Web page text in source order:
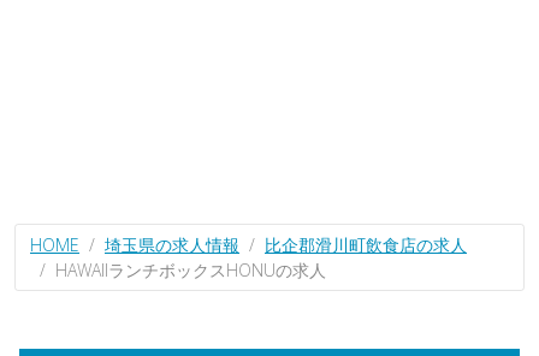
HOME 埼玉県の求人情報
比企郡滑川町飲食店の求人
HAWAIIランチボックスHONUの求人